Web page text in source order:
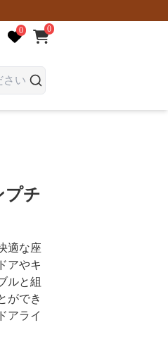
0 0
プチ
適な座
アやキ
ルと組
ができ
アライ